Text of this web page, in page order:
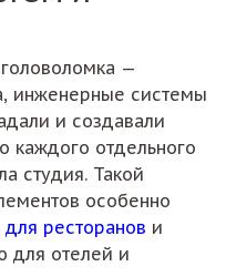
—
инженерные системы
и создавали
каждого отдельного
студия. Такой
особенно
для ресторанов и
для отелей и